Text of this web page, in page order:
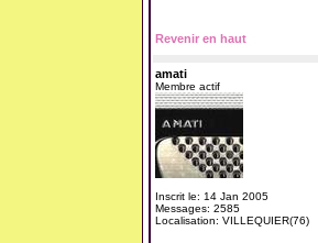
Revenir en haut
amati
Membre actif
Inscrit le: 14 Jan 2005
Messages: 2585
Localisation: VILLEQUIER(76)